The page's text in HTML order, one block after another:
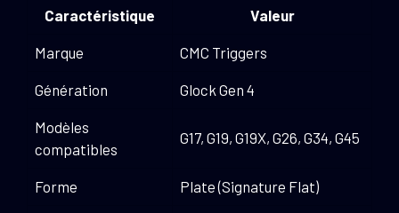
Caractéristique Valeur
Marque CMC Triggers
Génération Glock Gen 4
Modèles
compatibles
G17, G19, G19X, G26, G34, G45
Forme Plate (Signature Flat)